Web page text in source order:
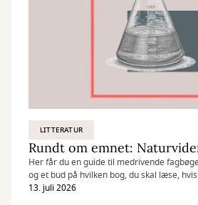
LITTERATUR
Rundt om emnet:
Her får du en guide til medrivende
og et bud på hvilken bog, du skal læse,
13. juli 2026